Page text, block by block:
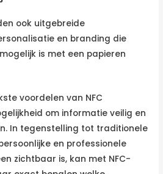
ook uitgebreide
en branding die
is met een papieren
voordelen van NFC
om informatie veilig en
In tegenstelling tot traditionele
en professionele
zichtbaar is, kan met NFC-